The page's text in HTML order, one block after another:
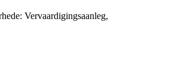
Vervaardigingsaanleg,